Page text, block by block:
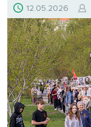
12.05.2026